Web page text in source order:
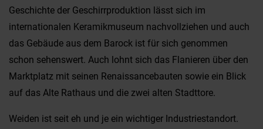
Geschichte der Geschirrproduktion lässt sich im
internationalen Keramikmuseum nachvollziehen und auch
das Gebäude aus dem Barock ist für sich genommen
schon sehenswert. Auch lohnt sich das Flanieren über den
Marktplatz mit seinen Renaissancebauten sowie ein Blick
auf das Alte Rathaus und die zwei alten Stadttore.
Weiden ist seit eh und je ein wichtiger Industriestandort.